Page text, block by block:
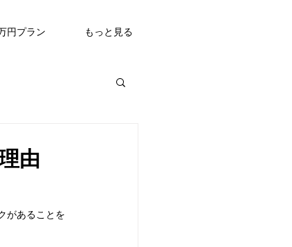
円プラン もっと見る
由
があることを